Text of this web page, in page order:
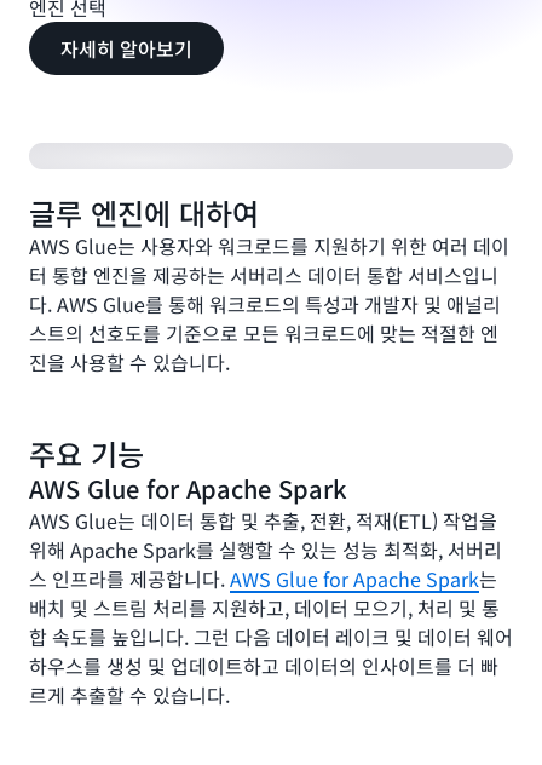
엔진 선택
자세히 알아보기
글루 엔진에 대하여
AWS Glue는 사용자와 워크로드를 지원하기 위한 여러 데이
터 통합 엔진을 제공하는 서버리스 데이터 통합 서비스입니
다. AWS Glue를 통해 워크로드의 특성과 개발자 및 애널리
스트의 선호도를 기준으로 모든 워크로드에 맞는 적절한 엔
진을 사용할 수 있습니다.
AWS Glue for Ray 소개
주요 기능
AWS Glue for Apache Spark
AWS Glue는 데이터 통합 및 추출, 전환, 적재(ETL) 작업을
위해 Apache Spark를 실행할 수 있는 성능 최적화, 서버리
스 인프라를 제공합니다.AWS Glue for Apache Spark는
배치 및 스트림 처리를 지원하고, 데이터 모으기, 처리 및 통
합 속도를 높입니다. 그런 다음 데이터 레이크 및 데이터 웨어
하우스를 생성 및 업데이트하고 데이터의 인사이트를 더 빠
르게 추출할 수 있습니다.